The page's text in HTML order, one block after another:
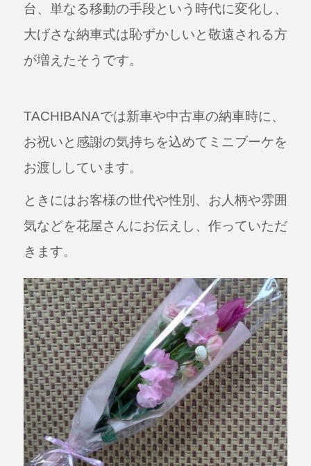
台、単なる移動の手段という時代に変化し、
大げさな納車式は恥ずかしいと敬遠される方
が増えたそうです。
TACHIBANAでは新車や中古車の納車時に、
お祝いと感謝の気持ちを込めてミニブーケを
お渡ししています。
ときにはお客様の世代や性別、お人柄や雰囲
気などを花屋さんにお伝えし、作っていただ
きます。